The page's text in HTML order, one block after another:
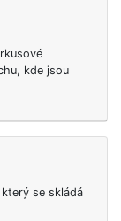
kde jsou
se skládá